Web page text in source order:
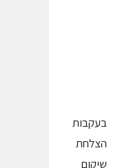
בעקבות
הצלחת
שיקום